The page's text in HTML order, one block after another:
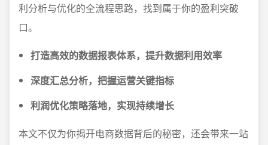
利分析与优化的全流程思路，找到属于你的盈利突破
口。
打造高效的数据报表体系，提升数据利用效率
深度汇总分析，把握运营关键指标
利润优化策略落地，实现持续增长
本文不仅为你揭开电商数据背后的秘密，还会带来一站